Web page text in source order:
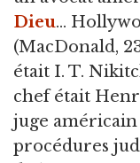
Dieu...
(MacDonald,
était I. T.
chef était
juge américain
procédures